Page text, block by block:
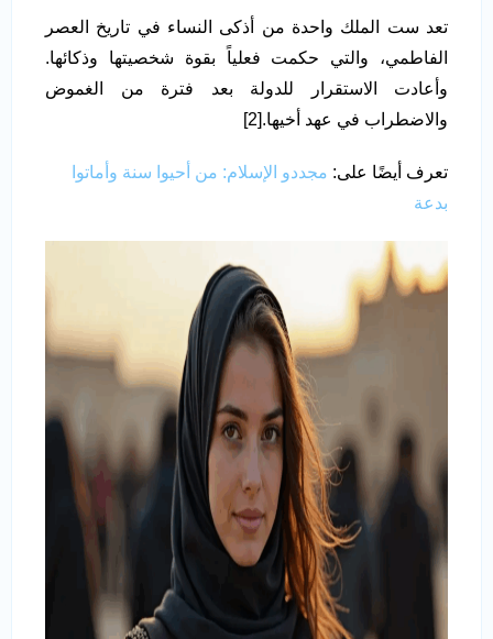
تعد ست الملك واحدة من أذكى النساء في تاريخ العصر
الفاطمي، والتي حكمت فعلياً بقوة شخصيتها وذكائها.
وأعادت الاستقرار للدولة بعد فترة من الغموض
والاضطراب في عهد أخيها.[2]
تعرف أيضًا على: مجددو الإسلام: من أحيوا سنة وأماتوا
بدعة